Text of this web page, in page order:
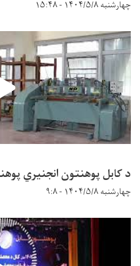
چهارشنبه ۱۴۰۴/۵/۸ - ۱۵:۴۸
د کابل پوهنتون انجنیري
چهارشنبه ۱۴۰۴/۵/۸ - ۹:۸